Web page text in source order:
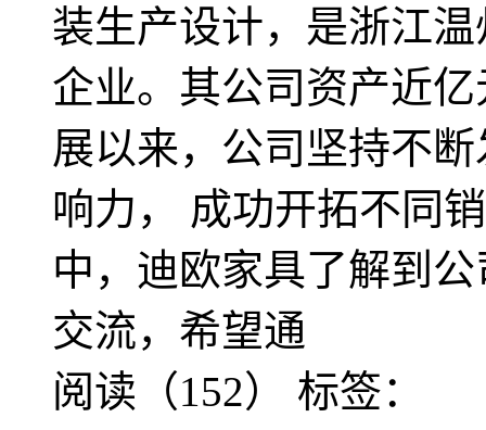
装生产设计，是浙江
企业。其公司资产近
展以来，公司坚持不
响力， 成功开拓不同
中，迪欧家具了解到
交流，希望通
阅读（152） 标签：